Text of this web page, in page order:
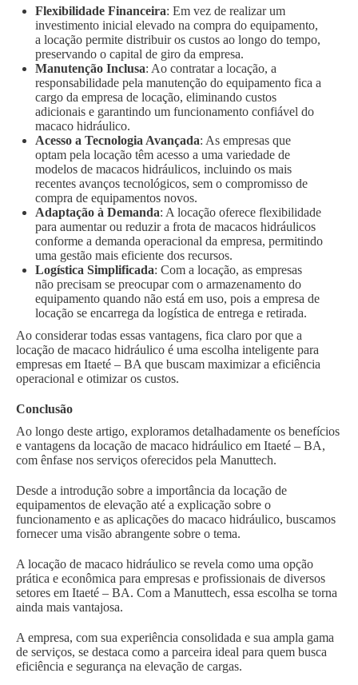
Flexibilidade Financeira: Em vez de realizar um
investimento inicial elevado na compra do equipamento,
a locação permite distribuir os custos ao longo do tempo,
preservando o capital de giro da empresa.
Manutenção Inclusa: Ao contratar a locação, a
responsabilidade pela manutenção do equipamento fica a
cargo da empresa de locação, eliminando custos
adicionais e garantindo um funcionamento confiável do
macaco hidráulico.
Acesso a Tecnologia Avançada: As empresas que
optam pela locação têm acesso a uma variedade de
modelos de macacos hidráulicos, incluindo os mais
recentes avanços tecnológicos, sem o compromisso de
compra de equipamentos novos.
Adaptação à Demanda: A locação oferece flexibilidade
para aumentar ou reduzir a frota de macacos hidráulicos
conforme a demanda operacional da empresa, permitindo
uma gestão mais eficiente dos recursos.
Logística Simplificada: Com a locação, as empresas
não precisam se preocupar com o armazenamento do
equipamento quando não está em uso, pois a empresa de
locação se encarrega da logística de entrega e retirada.
Ao considerar todas essas vantagens, fica claro por que a
locação de macaco hidráulico é uma escolha inteligente para
empresas em Itaeté – BA que buscam maximizar a eficiência
operacional e otimizar os custos.
Conclusão
Ao longo deste artigo, exploramos detalhadamente os benefícios
e vantagens da locação de macaco hidráulico em Itaeté – BA,
com ênfase nos serviços oferecidos pela Manuttech.
Desde a introdução sobre a importância da locação de
equipamentos de elevação até a explicação sobre o
funcionamento e as aplicações do macaco hidráulico, buscamos
fornecer uma visão abrangente sobre o tema.
A locação de macaco hidráulico se revela como uma opção
prática e econômica para empresas e profissionais de diversos
setores em Itaeté – BA. Com a Manuttech, essa escolha se torna
ainda mais vantajosa.
A empresa, com sua experiência consolidada e sua ampla gama
de serviços, se destaca como a parceira ideal para quem busca
eficiência e segurança na elevação de cargas.